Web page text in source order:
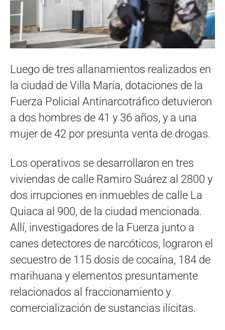
Luego de tres allanamientos realizados en
la ciudad de Villa María, dotaciones de la
Fuerza Policial Antinarcotráfico detuvieron
a dos hombres de 41 y 36 años, y a una
mujer de 42 por presunta venta de drogas.
Los operativos se desarrollaron en tres
viviendas de calle Ramiro Suárez al 2800 y
dos irrupciones en inmuebles de calle La
Quiaca al 900, de la ciudad mencionada.
Allí, investigadores de la Fuerza junto a
canes detectores de narcóticos, lograron el
secuestro de 115 dosis de cocaína, 184 de
marihuana y elementos presuntamente
relacionados al fraccionamiento y
comercialización de sustancias ilícitas.